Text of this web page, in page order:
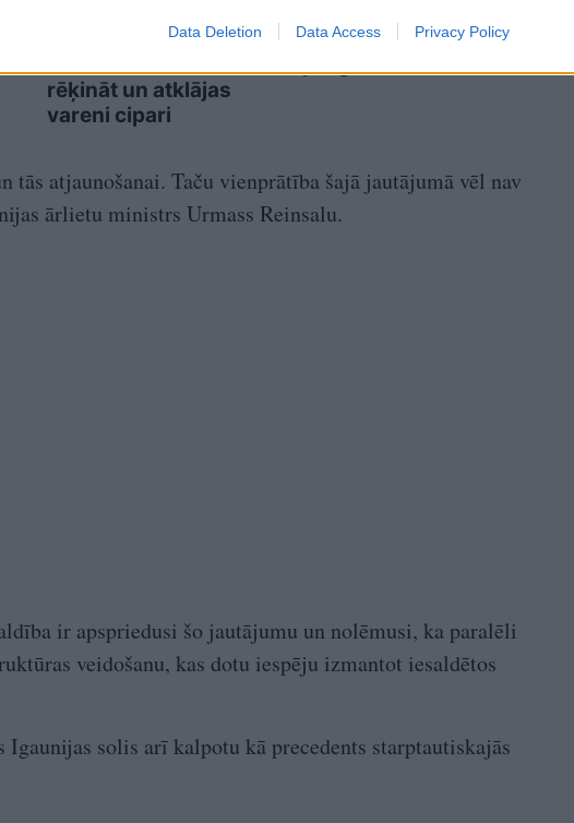
Data Deletion Data Access Privacy Policy
aizbraukt par valsts
rēķināt un atklājas
vareni cipari
mainīsies. Laika
tās atjaunošanai. Taču vienprātība šajā jautājumā vēl nav
ārlietu ministrs Urmass Reinsalu.
ir apspriedusi šo jautājumu un nolēmusi, ka paralēli
veidošanu, kas dotu iespēju izmantot iesaldētos
Igaunijas solis arī kalpotu kā precedents starptautiskajās